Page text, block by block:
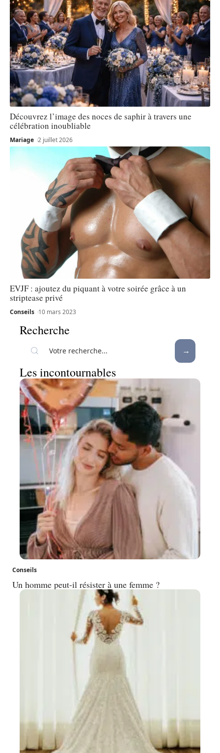
Découvrez l’image des noces de saphir à travers une
célébration inoubliable
Mariage 2 juillet 2026
EVJF : ajoutez du piquant à votre soirée grâce à un
striptease privé
Conseils 10 mars 2023
Recherche
Les incontournables
Conseils
Un homme peut-il résister à une femme ?